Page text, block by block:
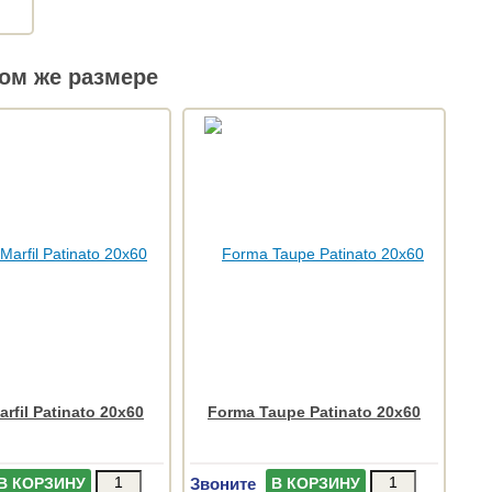
же размере
Patinato 20x60
КОРЗИНУ
Forma Taupe Patinato 20x60
Звоните В КОРЗИНУ